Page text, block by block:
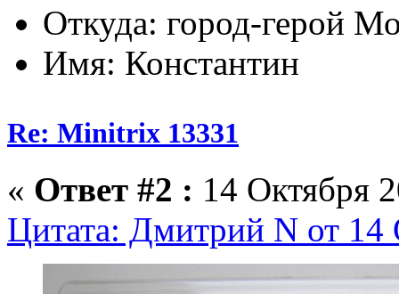
Откуда: город-герой
Имя: Константин
Re: Minitrix 13331
« Ответ #2 : 14 Октября
Цитата: Дмитрий N от 14